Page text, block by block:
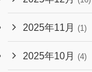
2025年11月 (1)
2025年10月 (4)